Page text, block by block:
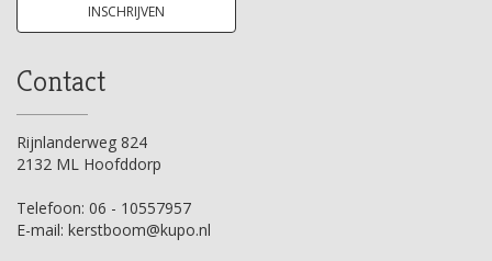
INSCHRIJVEN
Contact
Rijnlanderweg 824
2132 ML Hoofddorp
Telefoon: 06 - 10557957
E-mail: kerstboom@kupo.nl